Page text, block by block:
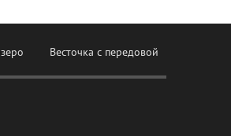
Весточка с передовой